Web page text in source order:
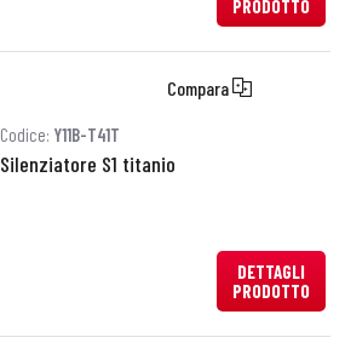
PRODOTTO
Compara
Codice: Y11B-T41T
Silenziatore S1 titanio
DETTAGLI
PRODOTTO